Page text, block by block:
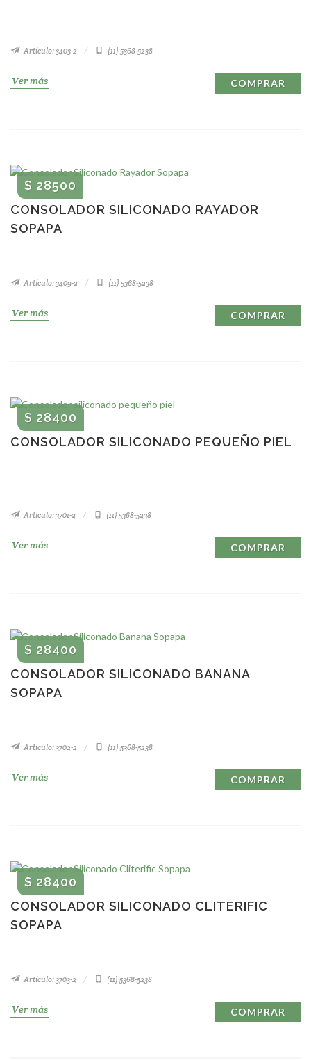
Artículo: 3403-2 (11) 5368-5238
Ver más COMPRAR
CONSOLADOR SILICONADO RAYADOR
SOPAPA
$ 28500
Artículo: 3409-2 (11) 5368-5238
Ver más COMPRAR
CONSOLADOR SILICONADO PEQUEÑO PIEL
$ 28400
Artículo: 3701-2 (11) 5368-5238
Ver más COMPRAR
CONSOLADOR SILICONADO BANANA
SOPAPA
$ 28400
Artículo: 3702-2 (11) 5368-5238
Ver más COMPRAR
CONSOLADOR SILICONADO CLITERIFIC
SOPAPA
$ 28400
Artículo: 3703-2 (11) 5368-5238
Ver más COMPRAR